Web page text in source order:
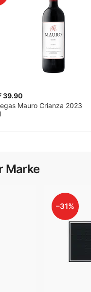
39.90
Mauro Crianza 2023
Marke
–31%